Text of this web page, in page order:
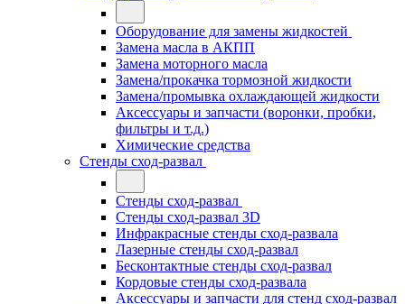
Оборудование для замены жидкостей
Замена масла в АКПП
Замена моторного масла
Замена/прокачка тормозной жидкости
Замена/промывка охлаждающей жидкости
Аксессуары и запчасти (воронки, пробки,
фильтры и т.д.)
Химические средства
Стенды сход-развал
Стенды сход-развал
Стенды сход-развал 3D
Инфракрасные стенды сход-развала
Лазерные стенды сход-развал
Бесконтактные стенды сход-развал
Кордовые стенды сход-развала
Аксессуары и запчасти для стенд сход-развал